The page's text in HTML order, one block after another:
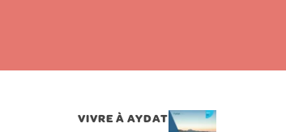
VIVRE À AYDAT